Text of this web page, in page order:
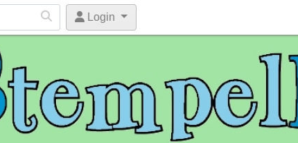
Login